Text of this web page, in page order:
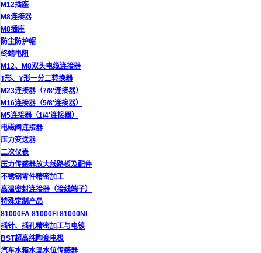
M12插座
M8连接器
M8插座
防尘防护帽
终端电阻
M12、M8双头电缆连接器
T形、Y形一分二转换器
M23连接器（7/8'连接器）
M16连接器（5/8'连接器）
M5连接器（1/4'连接器）
电磁阀连接器
压力变送器
二次仪表
压力传感器放大线路板及配件
不锈钢零件精密加工
高温密封连接器（接线端子）
特殊定制产品
81000FA 81000FI 81000NI
插针、插孔精密加工与电镀
BST超高纯陶瓷电极
汽车水箱水温水位传感器